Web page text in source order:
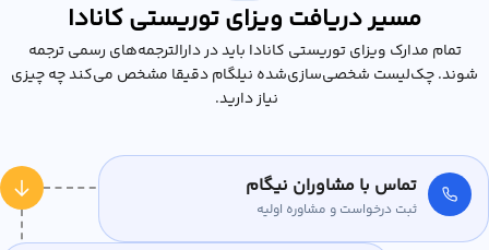
مسیر دریافت ویزای توریستی کانادا
تمام مدارک ویزای توریستی کانادا باید در دارالترجمه‌های رسمی ترجمه
شوند. چک‌لیست شخصی‌سازی‌شده نیلگام دقیقا مشخص می‌کند چه چیزی
نیاز دارید.
تماس با مشاوران نیگام
ثبت درخواست و مشاوره اولیه